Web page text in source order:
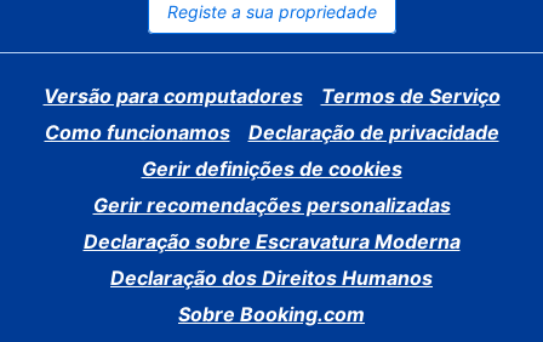
Registe a sua propriedade
Versão para computadores
Termos de Serviço
Como funcionamos
Declaração de privacidade
Gerir definições de cookies
Gerir recomendações personalizadas
Declaração sobre Escravatura Moderna
Declaração dos Direitos Humanos
Sobre Booking.com